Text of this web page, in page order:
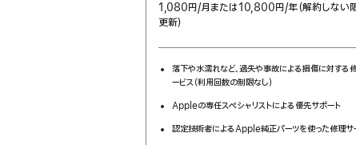
1,080円/月per
または10,800円/年年
（解約しない
更新）
落下や水濡れなど、過失や事故による損傷に対する
ービス（利用回数の制限なし）
Appleの専任スペシャリストによる優先サポート
認定技術者によるApple純正パーツを使った修理サ